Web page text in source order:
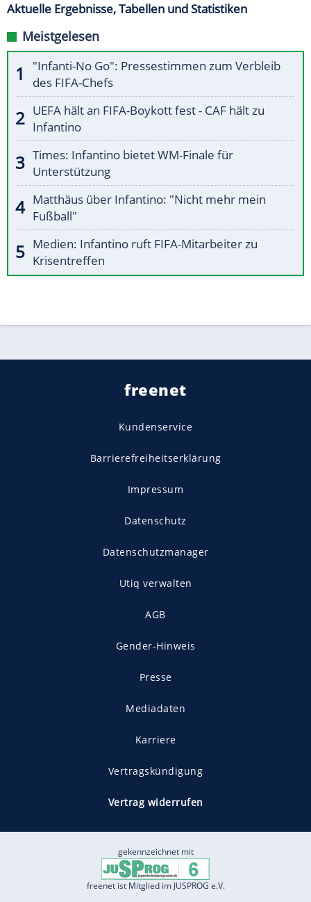
Aktuelle Ergebnisse, Tabellen und Statistiken
Meistgelesen
"Infanti-No Go": Pressestimmen zum Verbleib
des FIFA-Chefs
UEFA hält an FIFA-Boykott fest - CAF hält zu
Infantino
Times: Infantino bietet WM-Finale für
Unterstützung
Matthäus über Infantino: "Nicht mehr mein
Fußball"
Medien: Infantino ruft FIFA-Mitarbeiter zu
Krisentreffen
freenet
Kundenservice
Barrierefreiheitserklärung
Impressum
Datenschutz
Datenschutzmanager
Utiq verwalten
AGB
Gender-Hinweis
Presse
Mediadaten
Karriere
Vertragskündigung
Vertrag widerrufen
gekennzeichnet mit
freenet ist Mitglied im JUSPROG e.V.